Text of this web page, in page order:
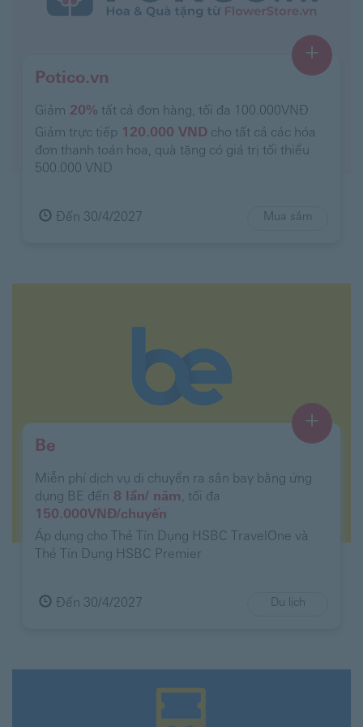
Potico.vn
Giảm 20% tất cả đơn hàng, tối đa 100.000VNĐ
Giảm trực tiếp 120.000 VNDcho tất cả các hóa
đơn thanh toán hoa, quà tặng có giá trị tối thiểu
500.000 VND
Đến 30/4/2027
+
Mua sắm
Be
Miễn phí dịch vụ di chuyển ra sân bay bằng ứng
dụng BE đến 8 lần/ năm, tối đa
150.000VNĐ/chuyến
Áp dụng cho Thẻ Tín Dụng HSBC TravelOne và
Thẻ Tín Dụng HSBC Premier
Đến 30/4/2027
+
Du lịch